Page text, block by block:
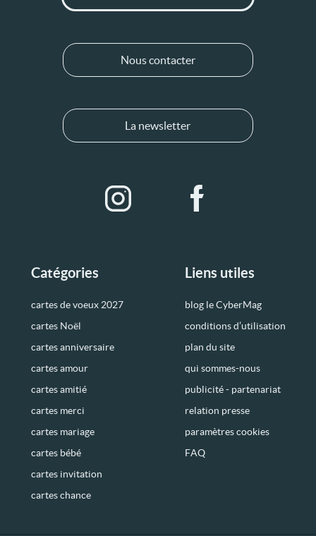
Catégories
cartes de voeux 2027
cartes Noël
cartes anniversaire
cartes amour
cartes amitié
cartes merci
cartes mariage
cartes bébé
cartes invitation
cartes chance
Liens utiles
blog le CyberMag
conditions d’utilisation
plan du site
qui sommes-nous
publicité - partenariat
relation presse
paramètres cookies
FAQ
Nous contacter
La newsletter